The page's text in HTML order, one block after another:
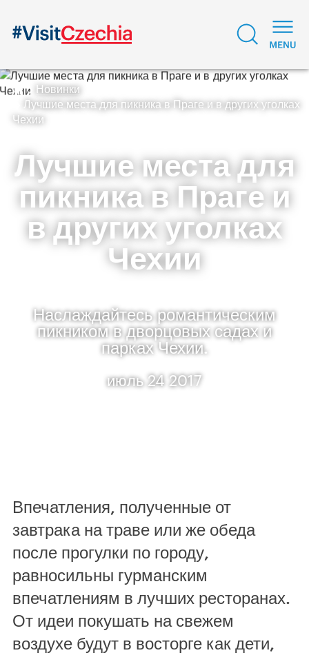
Новинки
Лучшие места для пикника в Праге и в других уголках
Чехии
Лучшие места для
пикника в Праге и
в других уголках
Чехии
Наслаждайтесь романтическим
пикником в дворцовых садах и
парках Чехии.
июль 24 2017
Впечатления, полученные от
завтрака на траве или же обеда
после прогулки по городу,
равносильны гурманским
впечатлениям в лучших ресторанах.
От идеи покушать на свежем
воздухе будут в восторге как дети,